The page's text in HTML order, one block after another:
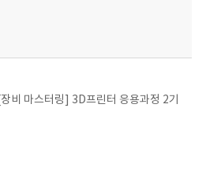
비 마스터링] 3D프린터 응용과정 2기